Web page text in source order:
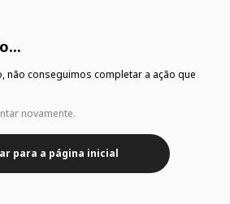
não conseguimos completar a ação que
novamente.
para a página inicial